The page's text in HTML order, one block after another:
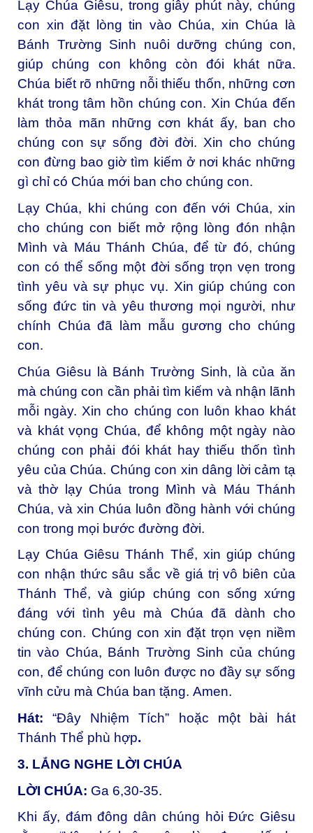
Lạy Chúa Giêsu, trong giây phút này, chúng
con xin đặt lòng tin vào Chúa, xin Chúa là
Bánh Trường Sinh nuôi dưỡng chúng con,
giúp chúng con không còn đói khát nữa.
Chúa biết rõ những nỗi thiếu thốn, những cơn
khát trong tâm hồn chúng con. Xin Chúa đến
làm thỏa mãn những cơn khát ấy, ban cho
chúng con sự sống đời đời. Xin cho chúng
con đừng bao giờ tìm kiếm ở nơi khác những
gì chỉ có Chúa mới ban cho chúng con.
Lạy Chúa, khi chúng con đến với Chúa, xin
cho chúng con biết mở rộng lòng đón nhận
Mình và Máu Thánh Chúa, để từ đó, chúng
con có thể sống một đời sống trọn vẹn trong
tình yêu và sự phục vụ. Xin giúp chúng con
sống đức tin và yêu thương mọi người, như
chính Chúa đã làm mẫu gương cho chúng
con.
Chúa Giêsu là Bánh Trường Sinh, là của ăn
mà chúng con cần phải tìm kiếm và nhận lãnh
mỗi ngày. Xin cho chúng con luôn khao khát
và khát vọng Chúa, để không một ngày nào
chúng con phải đói khát hay thiếu thốn tình
yêu của Chúa. Chúng con xin dâng lời cảm tạ
và thờ lạy Chúa trong Mình và Máu Thánh
Chúa, và xin Chúa luôn đồng hành với chúng
con trong mọi bước đường đời.
Lạy Chúa Giêsu Thánh Thể, xin giúp chúng
con nhận thức sâu sắc về giá trị vô biên của
Thánh Thể, và giúp chúng con sống xứng
đáng với tình yêu mà Chúa đã dành cho
chúng con. Chúng con xin đặt trọn vẹn niềm
tin vào Chúa, Bánh Trường Sinh của chúng
con, để chúng con luôn được no đầy sự sống
vĩnh cửu mà Chúa ban tặng. Amen.
Hát:“Đây Nhiệm Tích” hoặc một bài hát
Thánh Thể phù hợp.
3. LẮNG NGHE LỜI CHÚA
LỜI CHÚA: Ga 6,30-35.
Khi ấy, đám đông dân chúng hỏi Đức Giêsu